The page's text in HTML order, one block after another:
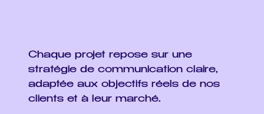
Chaque projet repose sur une
stratégie de communication claire,
adaptée aux objectifs réels de nos
clients et à leur marché.